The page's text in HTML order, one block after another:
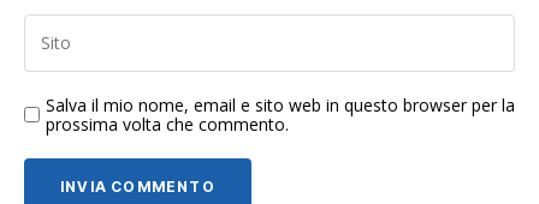
Salva il mio nome, email e sito web in questo browser per la
prossima volta che commento.